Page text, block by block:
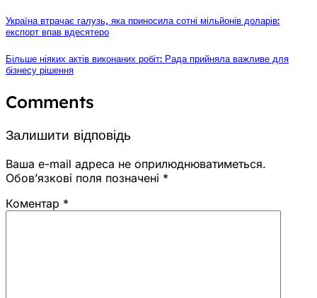
Україна втрачає галузь, яка приносила сотні мільйонів доларів:
експорт впав вдесятеро
Більше ніяких актів виконаних робіт: Рада прийняла важливе для
бізнесу рішення
Comments
Залишити відповідь
Ваша e-mail адреса не оприлюднюватиметься.
Обов’язкові поля позначені *
Коментар *